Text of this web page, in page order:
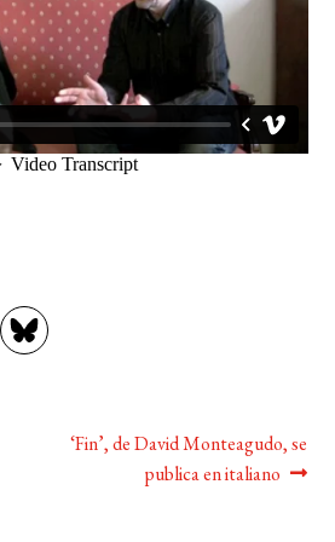
BUSCAR
LISTA DE LIBROS
Siguiente:
‘Fin’, de David Monteagudo, se
publica en italiano